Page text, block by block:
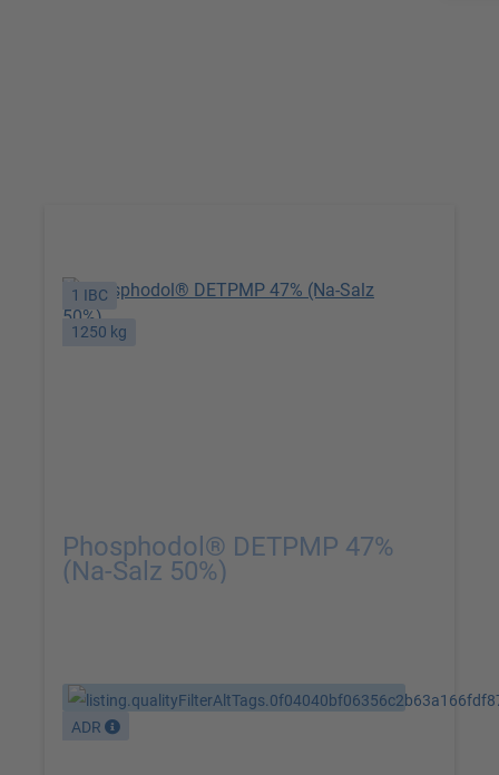
1 IBC
1250 kg
Phosphodol® DETPMP 47%
(Na-Salz 50%)
ADR